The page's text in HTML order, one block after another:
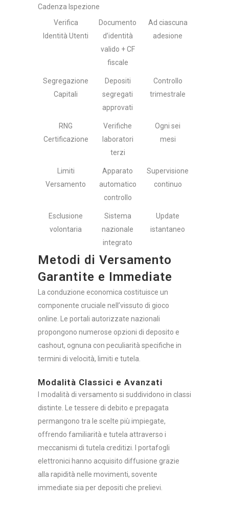
Cadenza Ispezione
Verifica
Identità Utenti
Documento
d’identità
valido + CF
fiscale
Ad ciascuna
adesione
Segregazione
Capitali
Depositi
segregati
approvati
Controllo
trimestrale
RNG
Certificazione
Verifiche
laboratori
terzi
Ogni sei
mesi
Limiti
Versamento
Apparato
automatico
controllo
Supervisione
continuo
Esclusione
volontaria
Sistema
nazionale
integrato
Update
istantaneo
Metodi di Versamento
Garantite e Immediate
La conduzione economica costituisce un
componente cruciale nell’vissuto di gioco
online. Le portali autorizzate nazionali
propongono numerose opzioni di deposito e
cashout, ognuna con peculiarità specifiche in
termini di velocità, limiti e tutela.
Modalità Classici e Avanzati
I modalità di versamento si suddividono in classi
distinte. Le tessere di debito e prepagata
permangono tra le scelte più impiegate,
offrendo familiarità e tutela attraverso i
meccanismi di tutela creditizi. I portafogli
elettronici hanno acquisito diffusione grazie
alla rapidità nelle movimenti, sovente
immediate sia per depositi che prelievi.